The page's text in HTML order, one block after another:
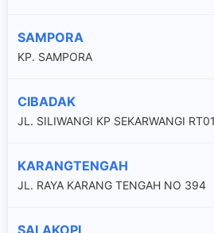
SAMPORA
KP. SAMPORA
CIBADAK
JL. SILIWANGI KP SEKARWANGI
KARANGTENGAH
JL. RAYA KARANG TENGAH NO 394
SALAKOPI